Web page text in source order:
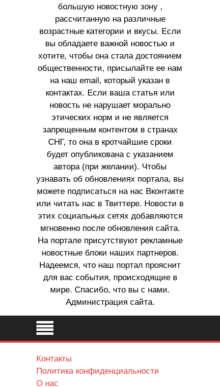
большую новостную зону ,
рассчитанную на различные
возрастные категории и вкусы. Если
вы обладаете важной новостью и
хотите, чтобы она стала достоянием
общественности, присылайте ее нам
на наш email, который указан в
контактах. Если ваша статья или
новость не нарушает морально
этических норм и не является
запрещенным контентом в странах
СНГ, то она в кротчайшие сроки
будет опубликована с указанием
автора (при желании). Чтобы
узнавать об обновлениях портала, вы
можете подписаться на нас Вконтакте
или читать нас в Твиттере. Новости в
этих социальных сетях добавляются
мгновенно после обновления сайта.
На портале присутствуют рекламные
новостные блоки наших партнеров.
Надеемся, что наш портал прояснит
для вас события, происходящие в
мире. Спасибо, что вы с нами.
Администрация сайта.
Контакты
Политика конфиденциальности
О нас